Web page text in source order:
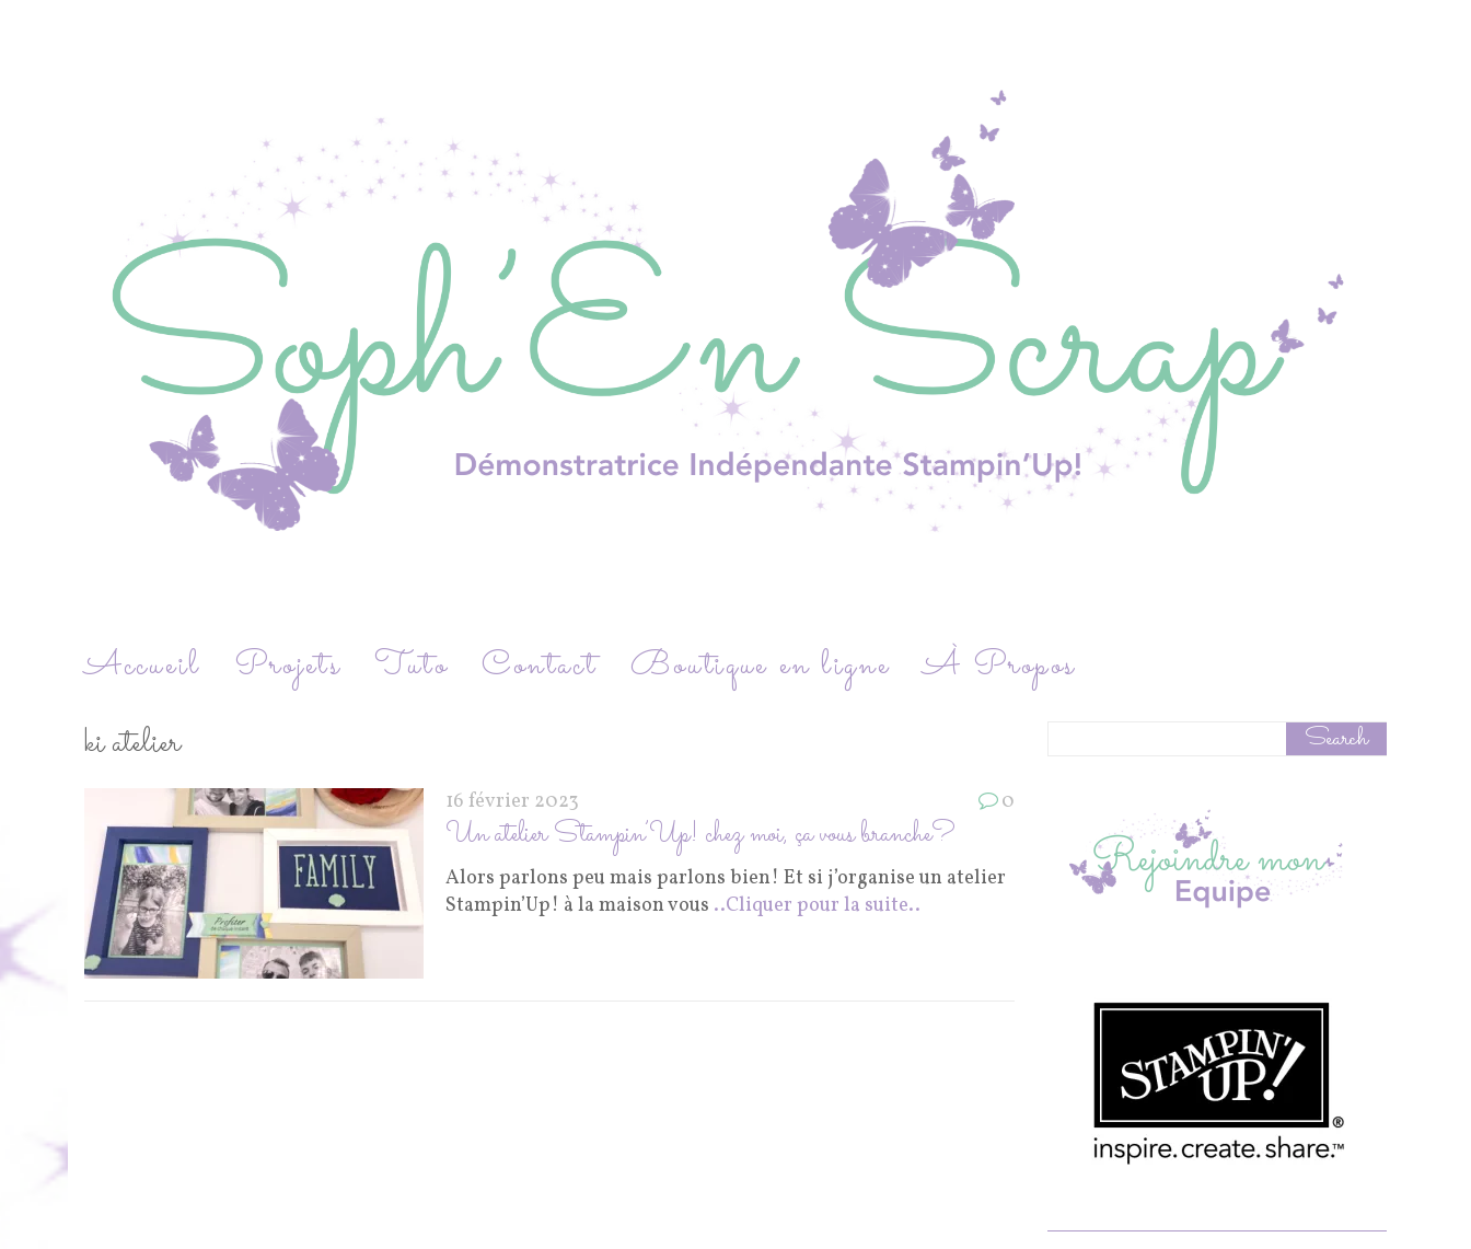
Accueil Projets Tuto Contact Boutique en ligne
À Propos
ki atelier
16 février 2023 0
Un atelier Stampin’Up! chez moi, ça vous branche?
Alors parlons peu mais parlons bien! Et si j’organise un atelier
Stampin’Up! à la maison vous ..Cliquer pour la suite..